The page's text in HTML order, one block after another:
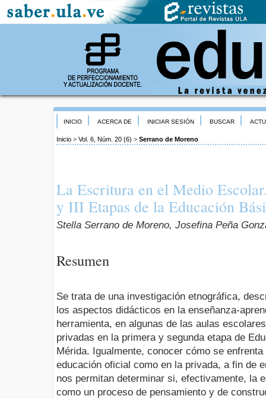
INICIO ACERCA DE INICIAR SESIÓN BUSCAR
Inicio > Vol. 6, Núm. 20 (6) > Serrano de Moreno
La Escritura en el Medio
y III Etapas de la Educación
Stella Serrano de Moreno, Josefina Peña
Resumen
Se trata de una investigación etnográfica,
los aspectos didácticos en la enseñanza-
herramienta, en algunas de las aulas
privadas en la primera y segunda etapa de
Mérida. Igualmente, conocer cómo se
educación oficial como en la privada, a fin de
nos permitan determinar si, efectivamente, la
como un proceso de pensamiento y de